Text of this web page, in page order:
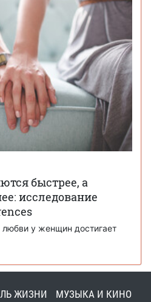
быстрее, а
исследование
у женщин достигает
ЖИЗНИ
МУЗЫКА И КИНО